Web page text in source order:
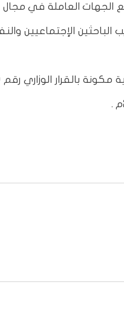
العاملة في مجال
الباحثين الإجتماعيين